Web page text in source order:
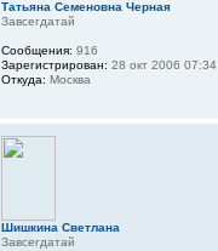
Татьяна Семеновна Черная
Завсегдатай
Сообщения: 916
Зарегистрирован: 28 окт 2006 07:34
Откуда: Москва
Шишкина Светлана
Завсегдатай